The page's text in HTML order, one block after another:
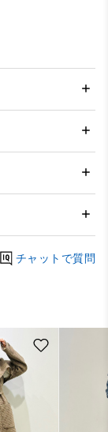
チャットで質問